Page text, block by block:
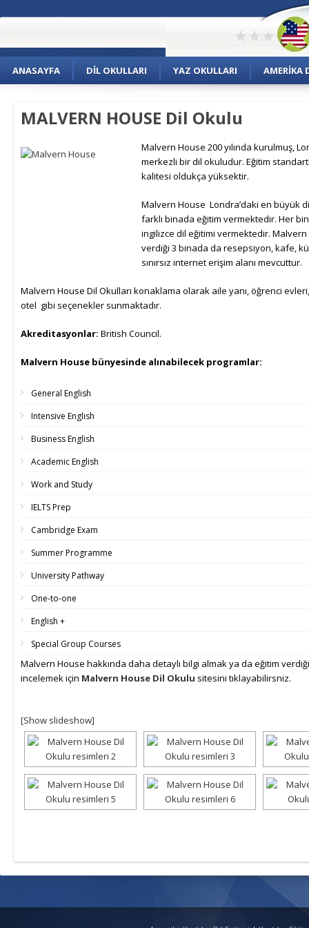
ANASAYFA DIL OKULLARI YAZ OKULLARI AMERIKA
MALVERN HOUSE Dil Okulu
Malvern House 200 yılında kurulmuş,
merkezli bir dil okuludur. Eğitim
kalitesi oldukça yüksektir.
Malvern House Londra’daki en büyük
farklı binada eğitim vermektedir. Her
ingilizce dil eğitimi vermektedir. Malvern
verdiği 3 binada da resepsiyon, kafe,
sınırsız internet erişim alanı mevcuttur.
Malvern House Dil Okulları konaklama olarak aile yanı, öğrenci
otel gibi seçenekler sunmaktadır.
Akreditasyonlar: British Council.
Malvern House bünyesinde alınabilecek programlar:
General English
Intensive English
Business English
Academic English
Work and Study
IELTS Prep
Cambridge Exam
Summer Programme
University Pathway
One-to-one
English +
Special Group Courses
Malvern House hakkında daha detaylı bilgi almak ya da eğitim
incelemek için Malvern House Dil Okulu sitesini tıklayabilirsniz.
[Show slideshow]